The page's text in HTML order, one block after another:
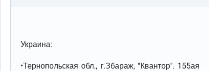
Украина:
•Тернопольская обл., г.Збараж, "Квантор". 155ая